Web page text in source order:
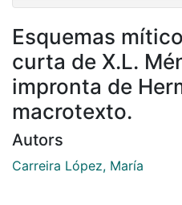
Esquemas
curta de X.L.
impronta de
macrotexto.
Autors
Carreira López, María